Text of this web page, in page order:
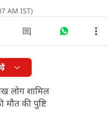
AM IST)
लोग शामिल
की पुष्टि